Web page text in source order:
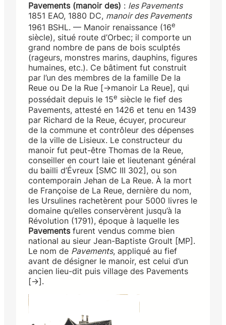
Pavements (manoir des) : les Pavements
1851 EAO, 1880 DC, manoir des Pavements
1961 BSHL. — Manoir renaissance (16e
siècle), situé route d’Orbec; il comporte un
grand nombre de pans de bois sculptés
(rageurs, monstres marins, dauphins, figures
humaines, etc.). Ce bâtiment fut construit
par l’un des membres de la famille De la
Reue ou De la Rue [→manoir La Reue], qui
possédait depuis le 15e siècle le fief des
Pavements, attesté en 1426 et tenu en 1439
par Richard de la Reue, écuyer, procureur
de la commune et contrôleur des dépenses
de la ville de Lisieux. Le constructeur du
manoir fut peut-être Thomas de la Reue,
conseiller en court laie et lieutenant général
du bailli d’Évreux [SMC III 302], ou son
contemporain Jehan de La Reue. À la mort
de Françoise de La Reue, dernière du nom,
les Ursulines rachetèrent pour 5000 livres le
domaine qu’elles conservèrent jusqu’à la
Révolution (1791), époque à laquelle les
Pavementsfurent vendus comme bien
national au sieur Jean-Baptiste Groult [MP].
Le nom de Pavements, appliqué au fief
avant de désigner le manoir, est celui d’un
ancien lieu-dit puis village des Pavements
[→].